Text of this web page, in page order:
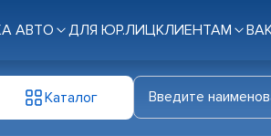
АВТО ДЛЯ ЮР.ЛИЦКЛИЕНТАМ
Каталог